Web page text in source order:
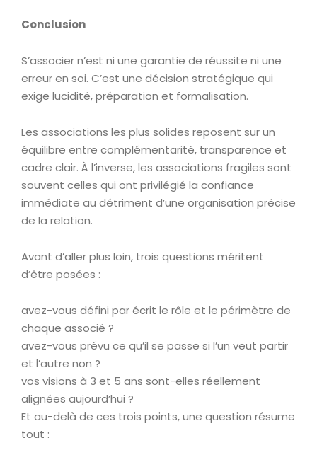
Conclusion
S’associer n’est ni une garantie de réussite ni une
erreur en soi. C’est une décision stratégique qui
exige lucidité, préparation et formalisation.
Les associations les plus solides reposent sur un
équilibre entre complémentarité, transparence et
cadre clair. À l’inverse, les associations fragiles sont
souvent celles qui ont privilégié la confiance
immédiate au détriment d’une organisation précise
de la relation.
Avant d’aller plus loin, trois questions méritent
d’être posées :
avez-vous défini par écrit le rôle et le périmètre de
chaque associé ?
avez-vous prévu ce qu’il se passe si l’un veut partir
et l’autre non ?
vos visions à 3 et 5 ans sont-elles réellement
alignées aujourd’hui ?
Et au-delà de ces trois points, une question résume
tout :